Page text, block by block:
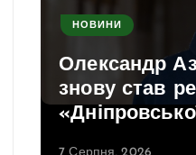
НОВИНИ
Олександр
знову став